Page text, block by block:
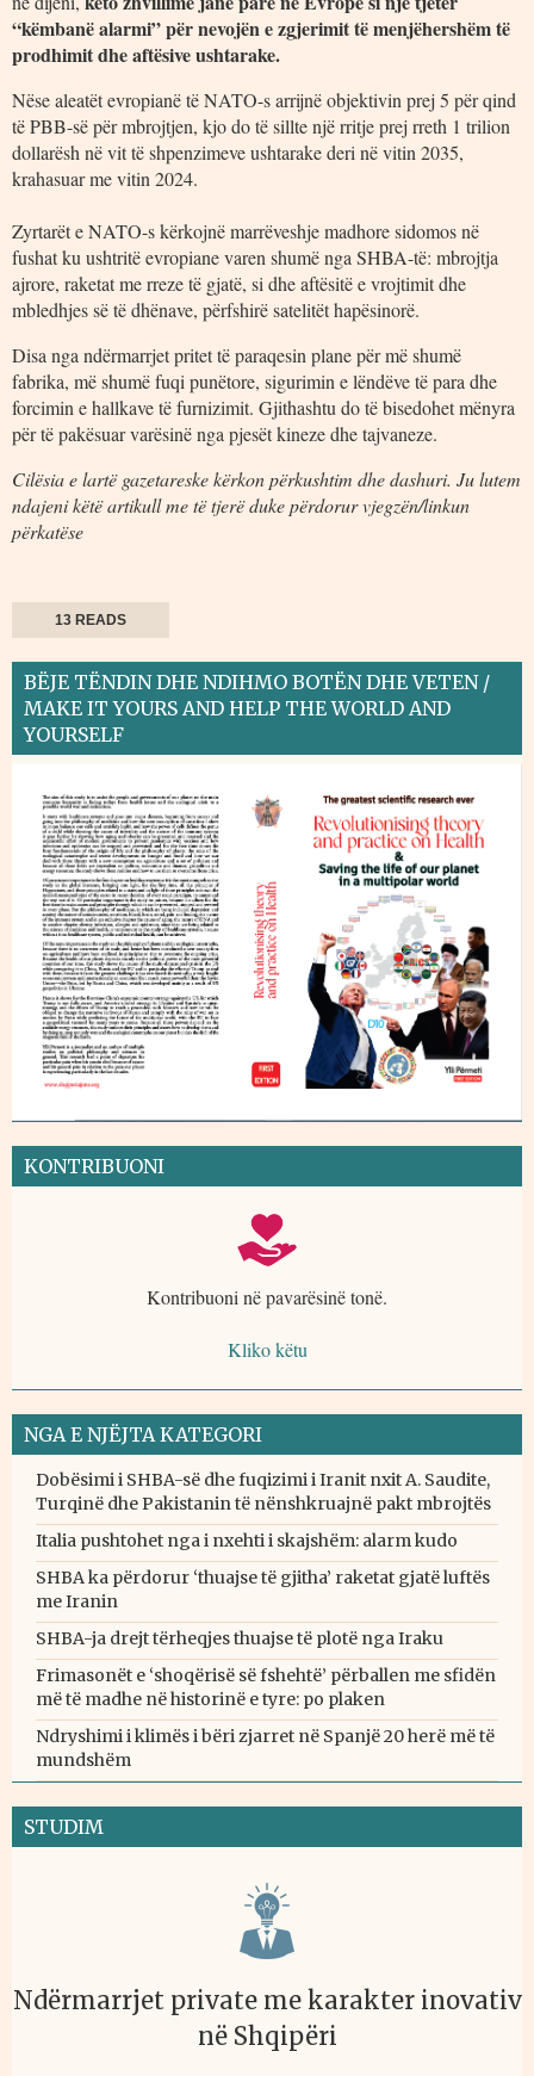
“këmbanë alarmi” për nevojën e zgjerimit të menjëhershëm të
prodhimit dhe aftësive ushtarake.
Nëse aleatët evropianë të NATO-s arrijnë objektivin prej 5 për qind
të PBB-së për mbrojtjen, kjo do të sillte një rritje prej rreth 1 trilion
dollarësh në vit të shpenzimeve ushtarake deri në vitin 2035,
krahasuar me vitin 2024.
Zyrtarët e NATO-s kërkojnë marrëveshje madhore sidomos në
fushat ku ushtritë evropiane varen shumë nga SHBA-të: mbrojtja
ajrore, raketat me rreze të gjatë, si dhe aftësitë e vrojtimit dhe
mbledhjes së të dhënave, përfshirë satelitët hapësinorë.
Disa nga ndërmarrjet pritet të paraqesin plane për më shumë
fabrika, më shumë fuqi punëtore, sigurimin e lëndëve të para dhe
forcimin e hallkave të furnizimit. Gjithashtu do të bisedohet mënyra
për të pakësuar varësinë nga pjesët kineze dhe tajvaneze.
Cilësia e lartë gazetareske kërkon përkushtim dhe dashuri. Ju lutem
ndajeni këtë artikull me të tjerë duke përdorur vjegzën/linkun
përkatëse
13 READS
BËJE TËNDIN DHE NDIHMO BOTËN DHE VETEN /
MAKE IT YOURS AND HELP THE WORLD AND
YOURSELF
KONTRIBUONI
Kontribuoni në pavarësinë tonë.
Kliko këtu
NGA E NJËJTA KATEGORI
Dobësimi i SHBA-së dhe fuqizimi i Iranit nxit A. Saudite,
Turqinë dhe Pakistanin të nënshkruajnë pakt mbrojtës
Italia pushtohet nga i nxehti i skajshëm: alarm kudo
SHBA ka përdorur ‘thuajse të gjitha’ raketat gjatë luftës
me Iranin
SHBA-ja drejt tërheqjes thuajse të plotë nga Iraku
Frimasonët e ‘shoqërisë së fshehtë’ përballen me sfidën
më të madhe në historinë e tyre: po plaken
Ndryshimi i klimës i bëri zjarret në Spanjë 20 herë më të
mundshëm
STUDIM
Ndërmarrjet private me karakter inovativ
në Shqipëri